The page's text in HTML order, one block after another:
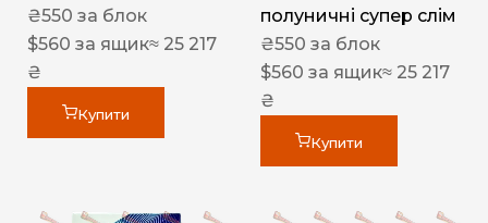
₴550 за блок
$560 за ящик≈ 25 217
₴
Купити
полуничні супер слім
₴550 за блок
$560 за ящик≈ 25 217
₴
Купити